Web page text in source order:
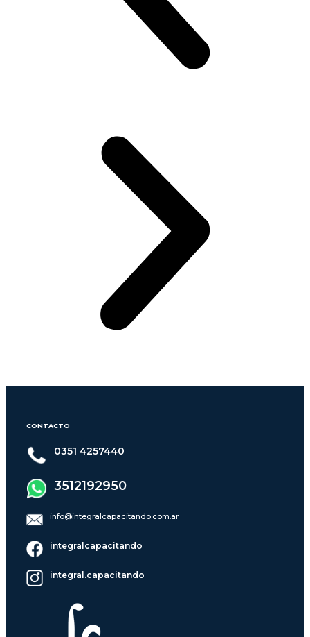
CONTACTO
0351 4257440
3512192950
info@integralcapacitando.com.ar
integralcapacitando
integral.capacitando